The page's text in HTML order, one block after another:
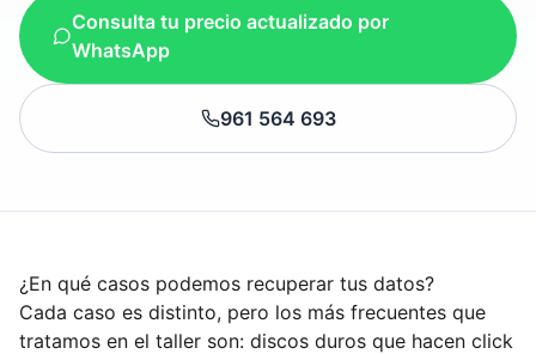
Consulta tu precio actualizado por
WhatsApp
961 564 693
¿En qué casos podemos recuperar tus datos?
Cada caso es distinto, pero los más frecuentes que
tratamos en el taller son: discos duros que hacen click